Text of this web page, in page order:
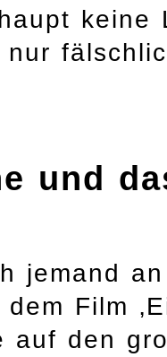
keine
nur
und
jemand
Film
auf den